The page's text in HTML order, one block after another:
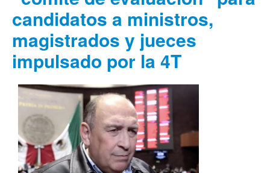
candidatos a ministros,
magistrados y jueces
impulsado por la 4T